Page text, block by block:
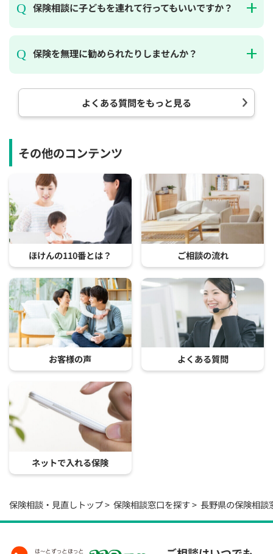
保険相談に子どもを連れて行ってもいいですか？
保険を無理に勧められたりしませんか？
よくある質問をもっと見る
その他のコンテンツ
ほけんの110番とは？ ご相談の流れ
お客様の声 よくある質問
ネットで入れる保険
保険相談・見直しトップ 保険相談窓口を探す 長野県の保険相談